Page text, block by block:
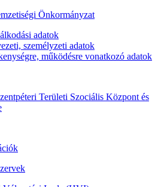
Önkormányzat
adatok
személyzeti adatok
működésre vonatkozó adatok
Területi Szociális Központ és